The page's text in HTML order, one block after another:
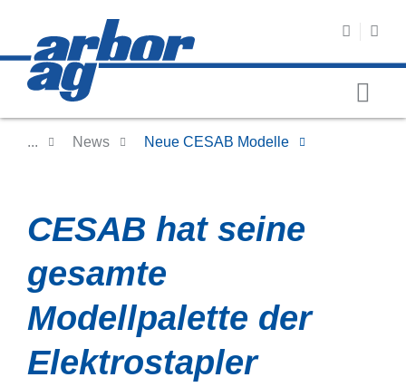
... News Neue CESAB Modelle
CESAB hat seine
gesamte
Modellpalette der
Elektrostapler